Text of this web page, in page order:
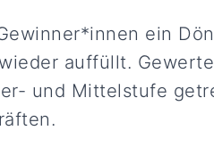
ein
auffüllt.
und Mittelstufe